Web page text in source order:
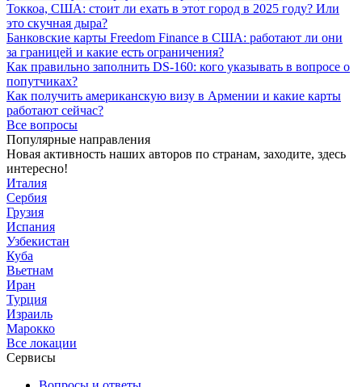
Токкоа, США: стоит ли ехать в этот город в 2025 году? Или
это скучная дыра?
Банковские карты Freedom Finance в США: работают ли они
за границей и какие есть ограничения?
Как правильно заполнить DS-160: кого указывать в вопросе о
попутчиках?
Как получить американскую визу в Армении и какие карты
работают сейчас?
Все вопросы
Популярные направления
Новая активность наших авторов по странам, заходите, здесь
интересно!
Италия
Сербия
Грузия
Испания
Узбекистан
Куба
Вьетнам
Иран
Турция
Израиль
Марокко
Все локации
Сервисы